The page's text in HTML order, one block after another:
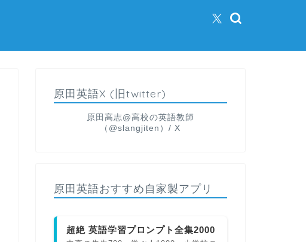
原田英語X (旧twitter)
原田高志@高校の英語教師
（@slangjiten）/ X
原田英語おすすめ自家製アプリ
超絶 英語学習プロンプト全集2000